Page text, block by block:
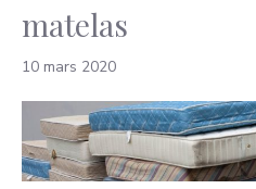
matelas
10 mars 2020